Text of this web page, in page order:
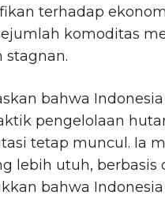
terhadap
komoditas
stagnan.
bahwa
pengelolaan
tetap muncul. Ia
lebih utuh, berbasis
bahwa